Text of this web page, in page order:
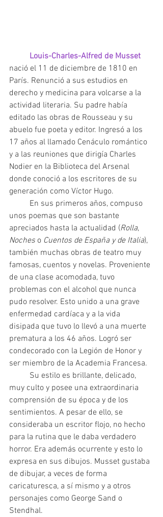
Louis-Charles-Alfred de Musset
nació el 11 de diciembre de 1810 en
París. Renunció a sus estudios en
derecho y medicina para volcarse a la
actividad literaria. Su padre había
editado las obras de Rousseau y su
abuelo fue poeta y editor. Ingresó a los
17 años al llamado Cenáculo romántico
y a las reuniones que dirigía Charles
Nodier en la Biblioteca del Arsenal
donde conoció a los escritores de su
generación como Víctor Hugo.
unos poemas que son bastante
apreciados hasta la actualidad (Rolla,
Noches o Cuentos de España y de Italia),
también muchas obras de teatro muy
famosas, cuentos y novelas. Proveniente
de una clase acomodada, tuvo
problemas con el alcohol que nunca
pudo resolver. Esto unido a una grave
enfermedad cardíaca y a la vida
disipada que tuvo lo llevó a una muerte
prematura a los 46 años. Logró ser
condecorado con la Legión de Honor y
ser miembro de la Academia Francesa.
muy culto y posee una extraordinaria
comprensión de su época y de los
sentimientos. A pesar de ello, se
consideraba un escritor flojo, no hecho
para la rutina que le daba verdadero
horror. Era además ocurrente y esto lo
expresa en sus dibujos. Musset gustaba
de dibujar, a veces de forma
caricaturesca, a sí mismo y a otros
personajes como George Sand o
Stendhal.